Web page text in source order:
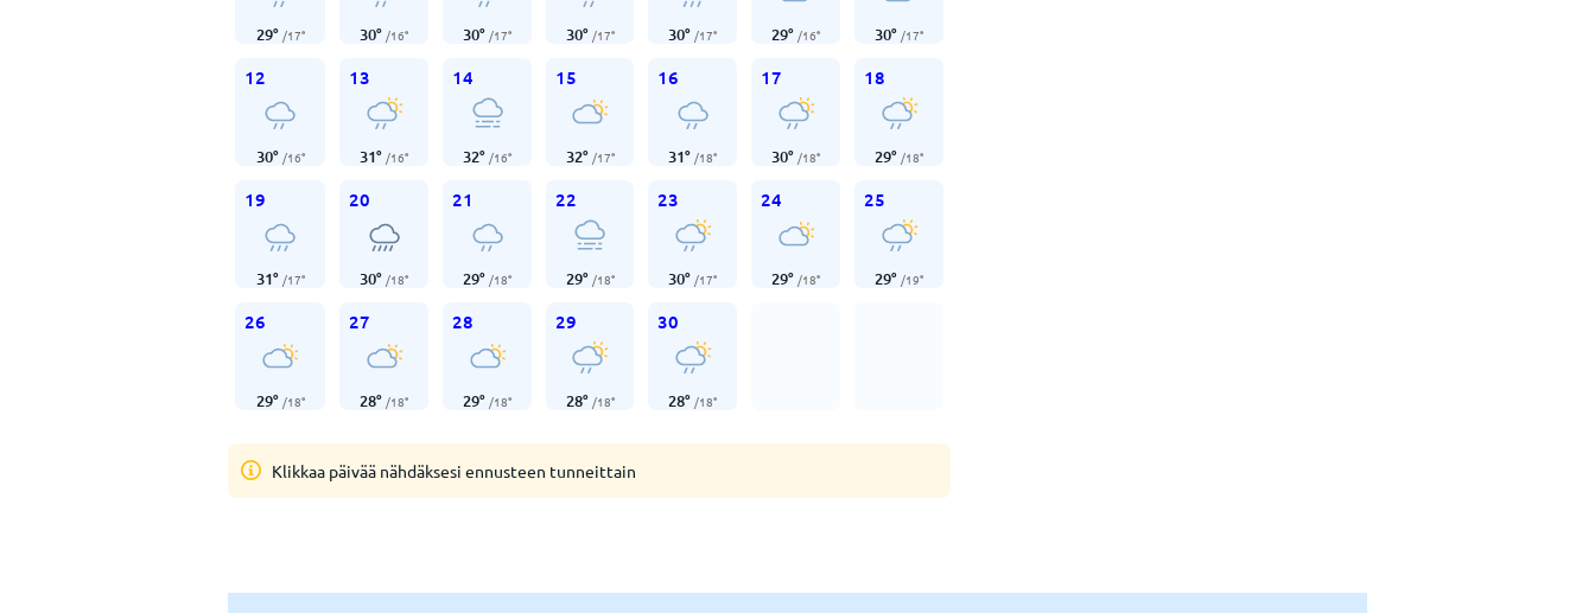
29° /17° 30° /16° 30° /17° 30° /17° 30° /17° 29° /16° 30° /17°
12
30° /16°
13
31° /16°
14
32° /16°
15
32° /17°
16
31° /18°
17
30° /18°
18
29° /18°
19
31° /17°
20
30° /18°
21
29° /18°
22
29° /18°
23
30° /17°
24
29° /18°
25
29° /19°
26
29° /18°
27
28° /18°
28
29° /18°
29
28° /18°
30
28° /18°
Klikkaa päivää nähdäksesi ennusteen tunneittain